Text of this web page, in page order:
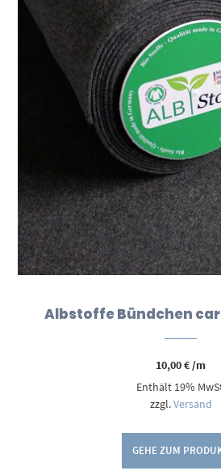
Albstoffe Bündchen
10,00€/m
Enthält 19%
zzgl.Versand
GEHE ZUM